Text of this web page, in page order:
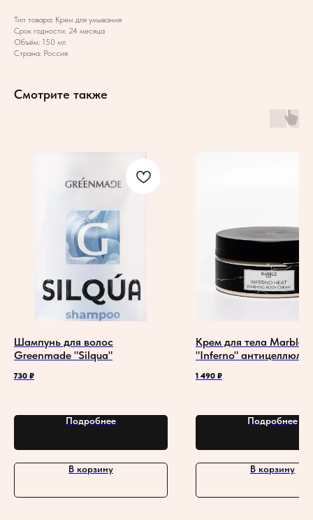
Тип товара: Крем для умывания
Срок годности: 24 месяца
Объём: 150 мл
Страна: Россия
Смотрите также
Шампунь для волос
Greenmade "Silqua"
730 ₽
Подробнее
В корзину
Крем для тела Marble
"Inferno"
1 490 ₽
Подробнее
В корзину